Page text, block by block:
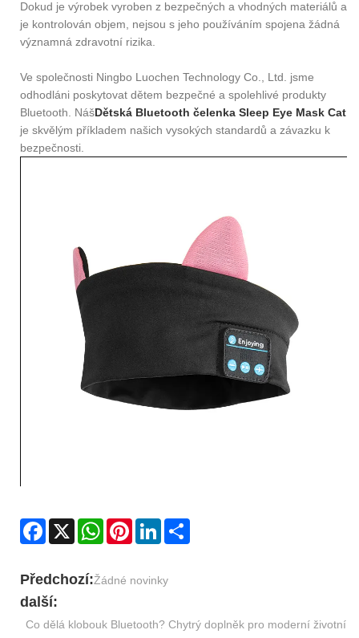
Dokud je výrobek vyroben z bezpečných a vhodných materiálů a
je kontrolován objem, nejsou s jeho používáním spojena žádná
významná zdravotní rizika.
Ve společnosti Ningbo Luochen Technology Co., Ltd. jsme
odhodláni poskytovat dětem bezpečné a spolehlivé produkty
Bluetooth. NášDětská Bluetooth čelenka Sleep Eye Mask Cat
je skvělým příkladem našich vysokých standardů a závazku k
bezpečnosti.
Facebook
X WhatsAppPinterestLinkedIn
Předchozí:Žádné novinky
další:
Co dělá klobouk Bluetooth? Chytrý doplněk pro moderní životní